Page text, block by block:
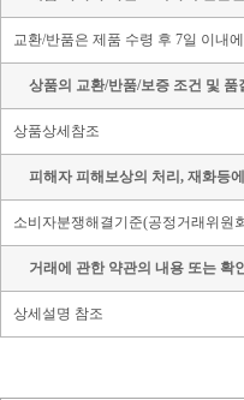
교환/반품은 제품 수령 후 7일 이내
상품의 교환/반품/보증 조건 및 품
상품상세참조
피해자 피해보상의 처리, 재화등
소비자분쟁해결기준(공정거래위원
거래에 관한 약관의 내용 또는 확
상세설명 참조